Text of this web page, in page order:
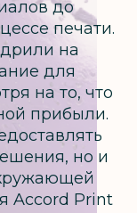
до
печати.
на
для
на то, что
прибыли.
но и
Accord Print